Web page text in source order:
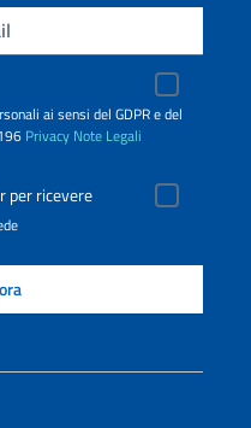
ai sensi del GDPR e del
Privacy Note Legali
per ricevere